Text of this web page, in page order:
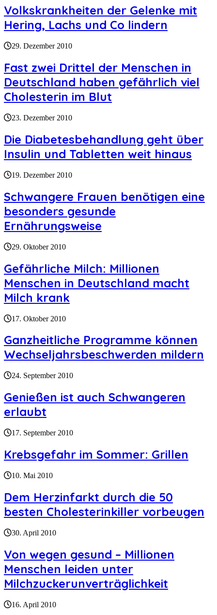
Volkskrankheiten der Gelenke mit
Hering, Lachs und Co lindern
29. Dezember 2010
Fast zwei Drittel der Menschen in
Deutschland haben gefährlich viel
Cholesterin im Blut
23. Dezember 2010
Die Diabetesbehandlung geht über
Insulin und Tabletten weit hinaus
19. Dezember 2010
Schwangere Frauen benötigen eine
besonders gesunde
Ernährungsweise
29. Oktober 2010
Gefährliche Milch: Millionen
Menschen in Deutschland macht
Milch krank
17. Oktober 2010
Ganzheitliche Programme können
Wechseljahrsbeschwerden mildern
24. September 2010
Genießen ist auch Schwangeren
erlaubt
17. September 2010
Krebsgefahr im Sommer: Grillen
10. Mai 2010
Dem Herzinfarkt durch die 50
besten Cholesterinkiller vorbeugen
30. April 2010
Von wegen gesund – Millionen
Menschen leiden unter
Milchzuckerunverträglichkeit
16. April 2010